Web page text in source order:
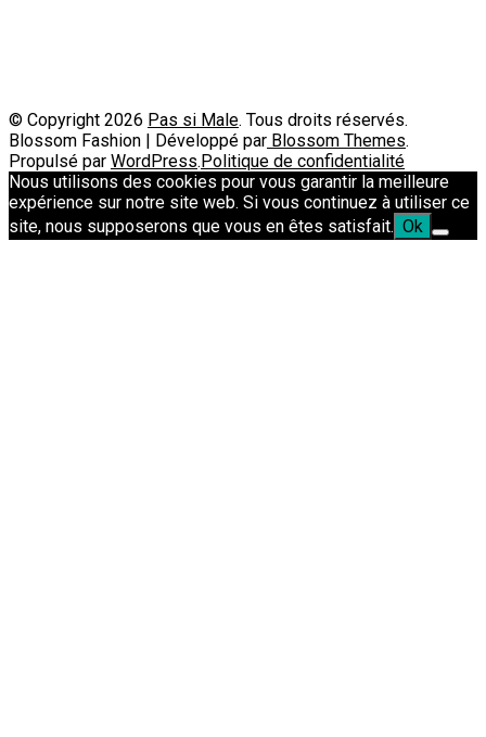
© Copyright 2026 Pas si Male. Tous droits réservés.
Blossom Fashion | Développé par Blossom Themes.
Propulsé par WordPress. Politique de confidentialité
Nous utilisons des cookies pour vous garantir la meilleure
expérience sur notre site web. Si vous continuez à utiliser ce
site, nous supposerons que vous en êtes satisfait. Ok